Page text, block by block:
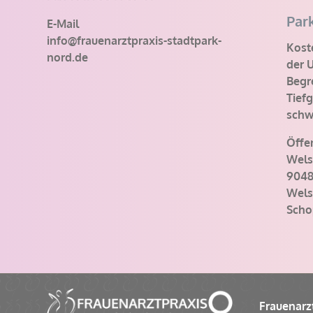
E-Mail
info@frauenarztpraxis-stadtpark-
nord.de
der